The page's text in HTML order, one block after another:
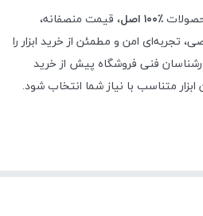
۱۰۰٪ اصل، قیمت منصفانه،
تجربه‌ای امن و مطمئن از خرید ابزار را
فنی فروشگاه پیش از خرید
متناسب با نیاز شما انتخاب شود.